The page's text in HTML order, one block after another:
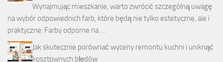
Wynajmując mieszkanie, warto zwrócić szczególną uwagę
na wybór odpowiednich farb, które będą nie tylko estetyczne, ale i
praktyczne. Farby odporne na …
Jak skutecznie porównać wyceny remontu kuchni i uniknąć
kosztownych błędów